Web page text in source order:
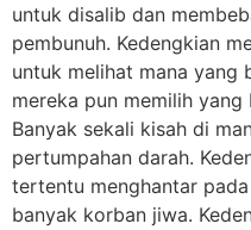
untuk disalib dan
pembunuh. Kedengkian
untuk melihat mana yang
mereka pun memilih yang
Banyak sekali kisah di
pertumpahan darah.
tertentu menghantar
banyak korban jiwa.